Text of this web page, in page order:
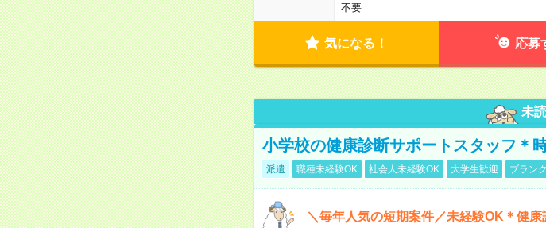
不要
気になる！ 応募
未読
小学校の健康診断サポートスタッフ＊
派遣 職種未経験OK 社会人未経験OK 大学生歓迎 ブラン
＼毎年人気の短期案件／未経験OK＊健